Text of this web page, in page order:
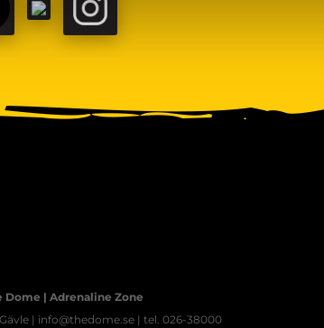
FACEBOOKTIKTOK
Dome | Adrenaline Zone
| info@thedome.se | tel. 026-38000